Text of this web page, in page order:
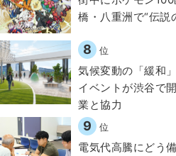
橋・八重洲で“伝説
8 位
気候変動の「緩和
イベントが渋谷で
業と協力
9 位
電気代高騰にどう